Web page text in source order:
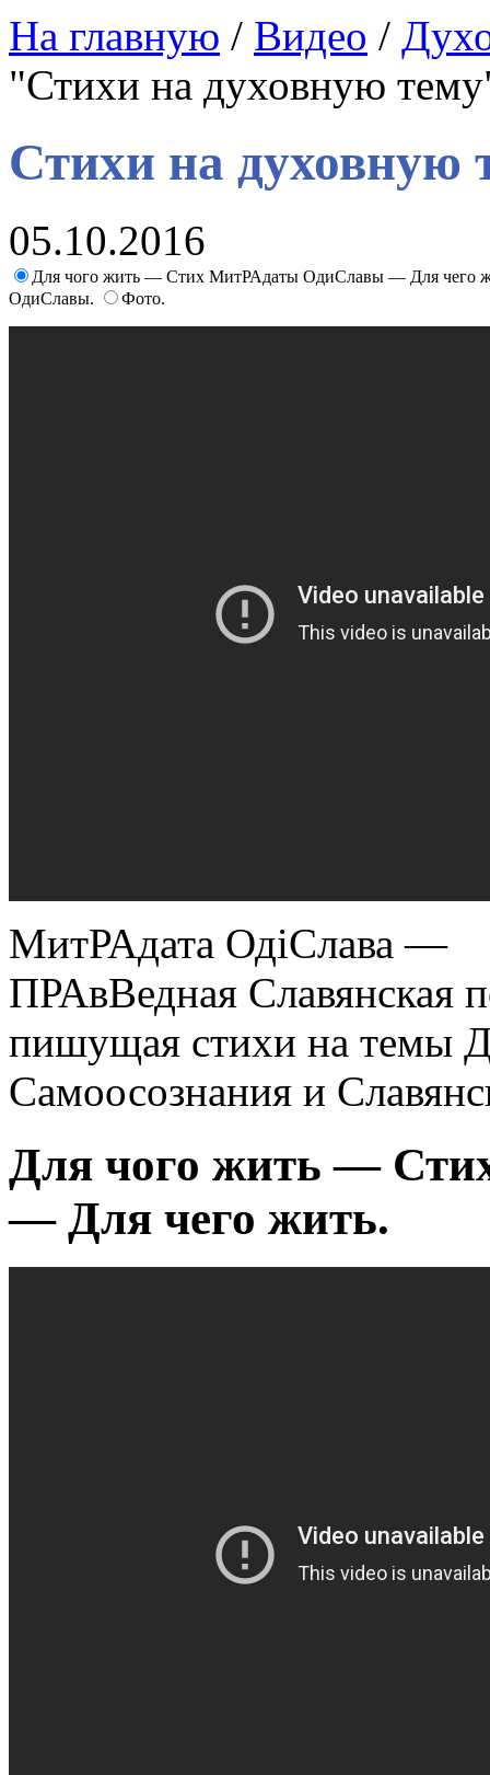
На главную / Видео /
"Стихи на духовную
Стихи на духовную
05.10.2016
Для чого жить — Стих МитРАдаты ОдиСлавы — Для чего
ОдиСлавы.
Фото.
МитРАдата ОдіСлава —
ПРАвВедная Славянская
пишущая стихи на темы
Самоосознания и
Для чого жить —
— Для чего жить.